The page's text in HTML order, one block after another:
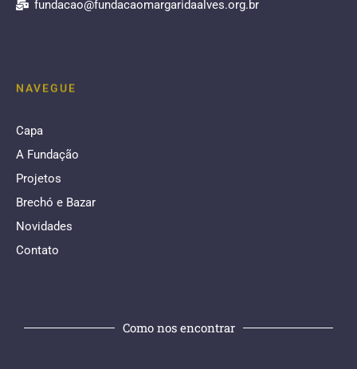
fundacao@fundacaomargaridaalves.org.br
NAVEGUE
Capa
A Fundação
Projetos
Brechó e Bazar
Novidades
Contato
Como nos encontrar